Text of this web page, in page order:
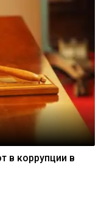
в коррупции в